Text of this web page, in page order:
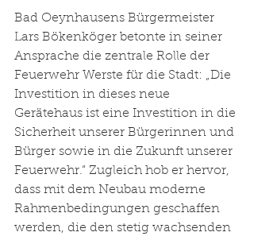
Bad Oeynhausens Bürgermeister
Lars Bökenköger betonte in seiner
Ansprache die zentrale Rolle der
Feuerwehr Werste für die Stadt: „Die
Investition in dieses neue
Gerätehaus ist eine Investition in die
Sicherheit unserer Bürgerinnen und
Bürger sowie in die Zukunft unserer
Feuerwehr.“ Zugleich hob er hervor,
dass mit dem Neubau moderne
Rahmenbedingungen geschaffen
werden, die den stetig wachsenden